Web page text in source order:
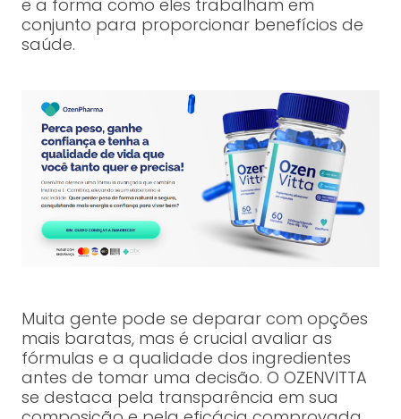
e a forma como eles trabalham em
conjunto para proporcionar benefícios de
saúde.
Muita gente pode se deparar com opções
mais baratas, mas é crucial avaliar as
fórmulas e a qualidade dos ingredientes
antes de tomar uma decisão. O OZENVITTA
se destaca pela transparência em sua